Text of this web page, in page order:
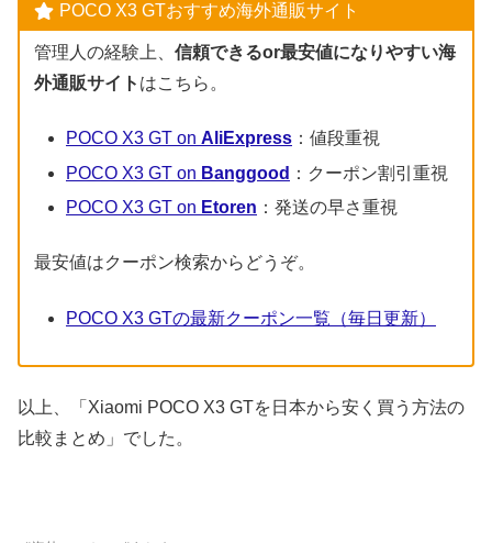
POCO X3 GTおすすめ海外通販サイト
管理人の経験上、 信頼できるor最安値になりやすい海
外通販サイト はこちら。
POCO X3 GT on AliExpress：値段重視
POCO X3 GT on Banggood ：クーポン割引重視
POCO X3 GT on Etoren ：発送の早さ重視
最安値はクーポン検索からどうぞ。
POCO X3 GTの最新クーポン一覧（毎日更新）
以上、「Xiaomi POCO X3 GTを日本から安く買う方法の
比較まとめ」でした。